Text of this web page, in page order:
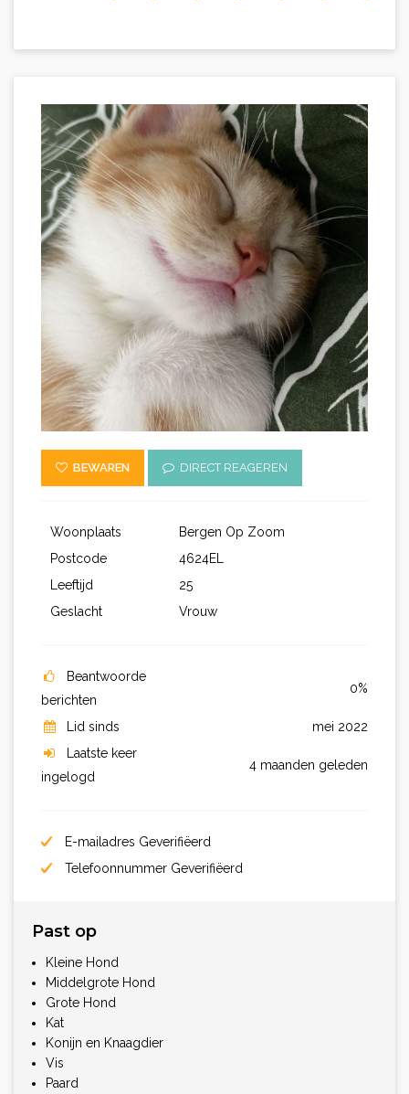
BEWAREN DIRECT REAGEREN
Woonplaats
Bergen Op Zoom
Postcode
4624EL
Leeftijd
25
Geslacht
Vrouw
Beantwoorde
berichten
0%
Lid sinds
mei 2022
Laatste keer
ingelogd
4 maanden geleden
E-mailadres Geverifiëerd
Telefoonnummer Geverifiëerd
Past op
Kleine Hond
Middelgrote Hond
Grote Hond
Kat
Konijn en Knaagdier
Vis
Paard